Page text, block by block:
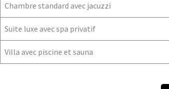
Chambre standard avec jacuzzi
Suite luxe avec spa privatif
Villa avec piscine et sauna